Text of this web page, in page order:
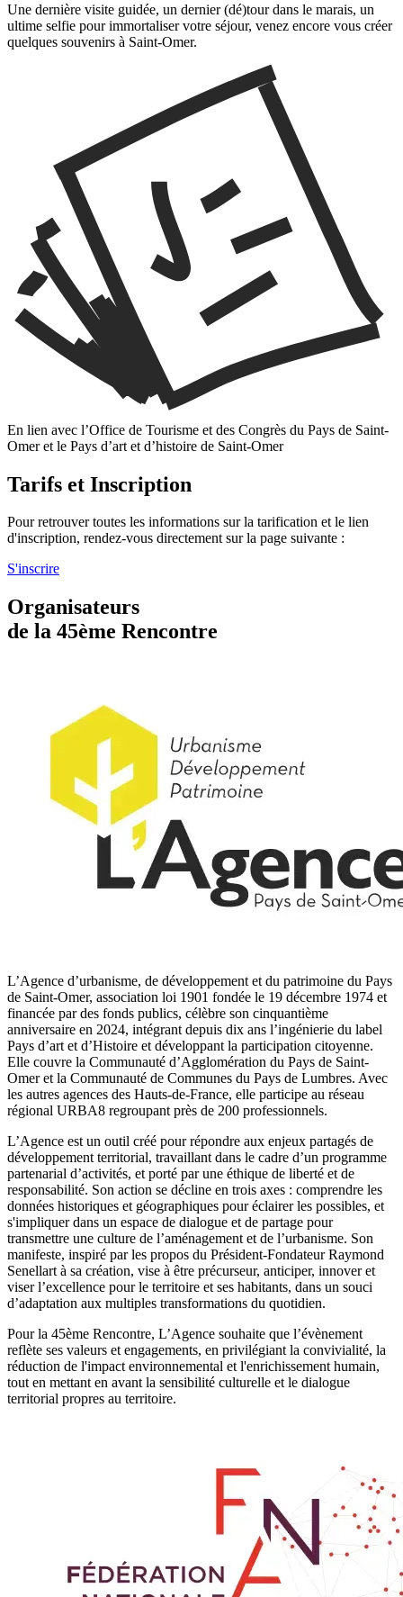
Une dernière visite guidée, un dernier (dé)tour dans le marais, un
ultime selfie pour immortaliser votre séjour, venez encore vous créer
quelques souvenirs à Saint-Omer.
En lien avec l’Office de Tourisme et des Congrès du Pays de Saint-
Omer et le Pays d’art et d’histoire de Saint-Omer
Tarifs et Inscription
Pour retrouver toutes les informations sur la tarification et le lien
d'inscription, rendez-vous directement sur la page suivante :
S'inscrire
Organisateurs
de la 45ème Rencontre
L’Agence d’urbanisme, de développement et du patrimoine du Pays
de Saint-Omer, association loi 1901 fondée le 19 décembre 1974 et
financée par des fonds publics, célèbre son cinquantième
anniversaire en 2024, intégrant depuis dix ans l’ingénierie du label
Pays d’art et d’Histoire et développant la participation citoyenne.
Elle couvre la Communauté d’Agglomération du Pays de Saint-
Omer et la Communauté de Communes du Pays de Lumbres. Avec
les autres agences des Hauts-de-France, elle participe au réseau
régional URBA8 regroupant près de 200 professionnels.
L’Agence est un outil créé pour répondre aux enjeux partagés de
développement territorial, travaillant dans le cadre d’un programme
partenarial d’activités, et porté par une éthique de liberté et de
responsabilité. Son action se décline en trois axes : comprendre les
données historiques et géographiques pour éclairer les possibles, et
s'impliquer dans un espace de dialogue et de partage pour
transmettre une culture de l’aménagement et de l’urbanisme. Son
manifeste, inspiré par les propos du Président-Fondateur Raymond
Senellart à sa création, vise à être précurseur, anticiper, innover et
viser l’excellence pour le territoire et ses habitants, dans un souci
d’adaptation aux multiples transformations du quotidien.
Pour la 45ème Rencontre, L’Agence souhaite que l’évènement
reflète ses valeurs et engagements, en privilégiant la convivialité, la
réduction de l'impact environnemental et l'enrichissement humain,
tout en mettant en avant la sensibilité culturelle et le dialogue
territorial propres au territoire.